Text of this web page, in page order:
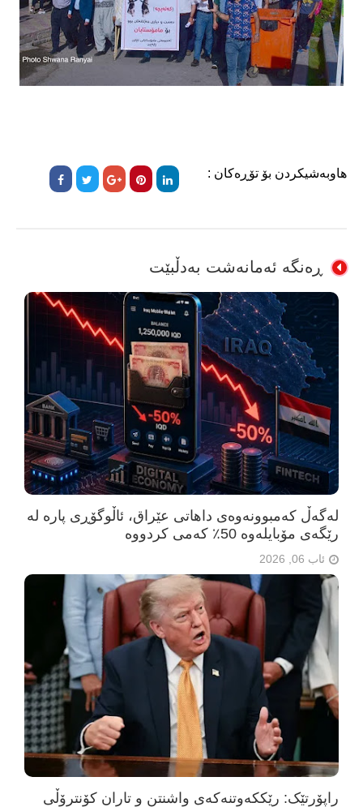
هاوبەشیکردن بۆ تۆڕەکان :
ڕەنگە ئەمانەشت بەدڵبێت
لەگەڵ کەمبوونەوەی داهاتی عێراق، ئاڵوگۆڕی پارە لە
رێگەی مۆبایلەوە 50٪ کەمی کردووە
ئاب 06, 2026
راپۆرتێک: رێککەوتنەکەی واشنتن و تاران کۆنترۆڵی